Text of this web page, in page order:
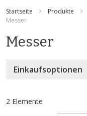
springen
Startseite Produkte
Messer
Messer
2 Elemente
Einkaufsoptionen